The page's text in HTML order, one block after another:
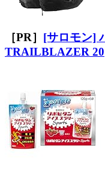
［PR］ [サロモン]
TRAILBLAZER 20